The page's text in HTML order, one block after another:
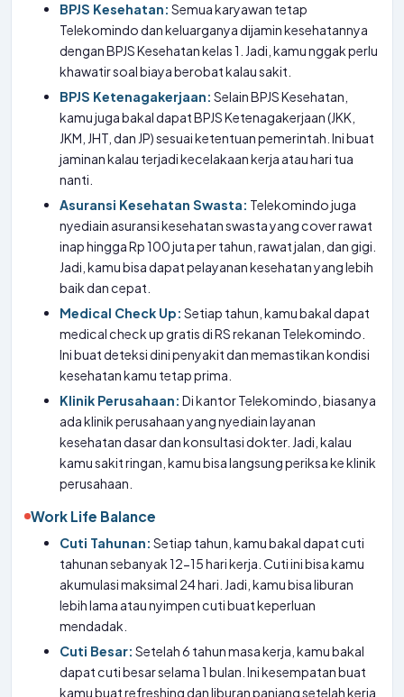
BPJS Kesehatan: Semua karyawan tetap
Telekomindo dan keluarganya dijamin kesehatannya
dengan BPJS Kesehatan kelas 1. Jadi, kamu nggak perlu
khawatir soal biaya berobat kalau sakit.
BPJS Ketenagakerjaan: Selain BPJS Kesehatan,
kamu juga bakal dapat BPJS Ketenagakerjaan (JKK,
JKM, JHT, dan JP) sesuai ketentuan pemerintah. Ini buat
jaminan kalau terjadi kecelakaan kerja atau hari tua
nanti.
Asuransi Kesehatan Swasta: Telekomindo juga
nyediain asuransi kesehatan swasta yang cover rawat
inap hingga Rp 100 juta per tahun, rawat jalan, dan gigi.
Jadi, kamu bisa dapat pelayanan kesehatan yang lebih
baik dan cepat.
Medical Check Up: Setiap tahun, kamu bakal dapat
medical check up gratis di RS rekanan Telekomindo.
Ini buat deteksi dini penyakit dan memastikan kondisi
kesehatan kamu tetap prima.
Klinik Perusahaan: Di kantor Telekomindo, biasanya
ada klinik perusahaan yang nyediain layanan
kesehatan dasar dan konsultasi dokter. Jadi, kalau
kamu sakit ringan, kamu bisa langsung periksa ke klinik
perusahaan.
Work Life Balance
Cuti Tahunan: Setiap tahun, kamu bakal dapat cuti
tahunan sebanyak 12-15 hari kerja. Cuti ini bisa kamu
akumulasi maksimal 24 hari. Jadi, kamu bisa liburan
lebih lama atau nyimpen cuti buat keperluan
mendadak.
Cuti Besar: Setelah 6 tahun masa kerja, kamu bakal
dapat cuti besar selama 1 bulan. Ini kesempatan buat
kamu buat refreshing dan liburan panjang setelah kerja